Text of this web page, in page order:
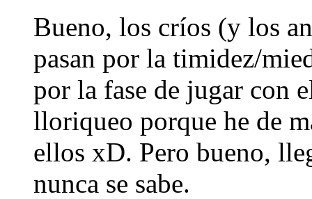
Bueno, los críos (y los
pasan por la timidez/
por la fase de jugar con
lloriqueo porque he de
ellos xD. Pero bueno,
nunca se sabe.